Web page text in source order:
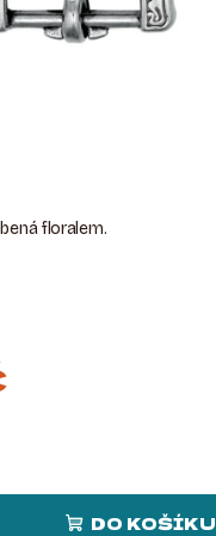
floralem.
DO KOŠÍKU